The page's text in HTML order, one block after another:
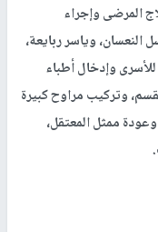
المرضى وإجراء
النعسان، وياسر ربايعة،
وإدخال أطباء
وتركيب مراوح كبيرة
ممثل المعتقل،